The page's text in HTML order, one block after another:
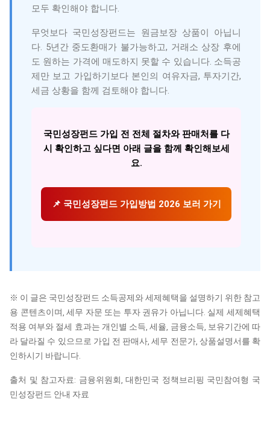
모두 확인해야 합니다.
무엇보다 국민성장펀드는 원금보장 상품이 아닙니
다. 5년간 중도환매가 불가능하고, 거래소 상장 후에
도 원하는 가격에 매도하지 못할 수 있습니다. 소득공
제만 보고 가입하기보다 본인의 여유자금, 투자기간,
세금 상황을 함께 검토해야 합니다.
국민성장펀드 가입 전 전체 절차와 판매처를 다
시 확인하고 싶다면 아래 글을 함께 확인해보세
요.
📌 국민성장펀드 가입방법 2026 보러 가기
※ 이 글은 국민성장펀드 소득공제와 세제혜택을 설명하기 위한 참고
용 콘텐츠이며, 세무 자문 또는 투자 권유가 아닙니다. 실제 세제혜택
적용 여부와 절세 효과는 개인별 소득, 세율, 금융소득, 보유기간에 따
라 달라질 수 있으므로 가입 전 판매사, 세무 전문가, 상품설명서를 확
인하시기 바랍니다.
출처 및 참고자료: 금융위원회, 대한민국 정책브리핑 국민참여형 국
민성장펀드 안내 자료